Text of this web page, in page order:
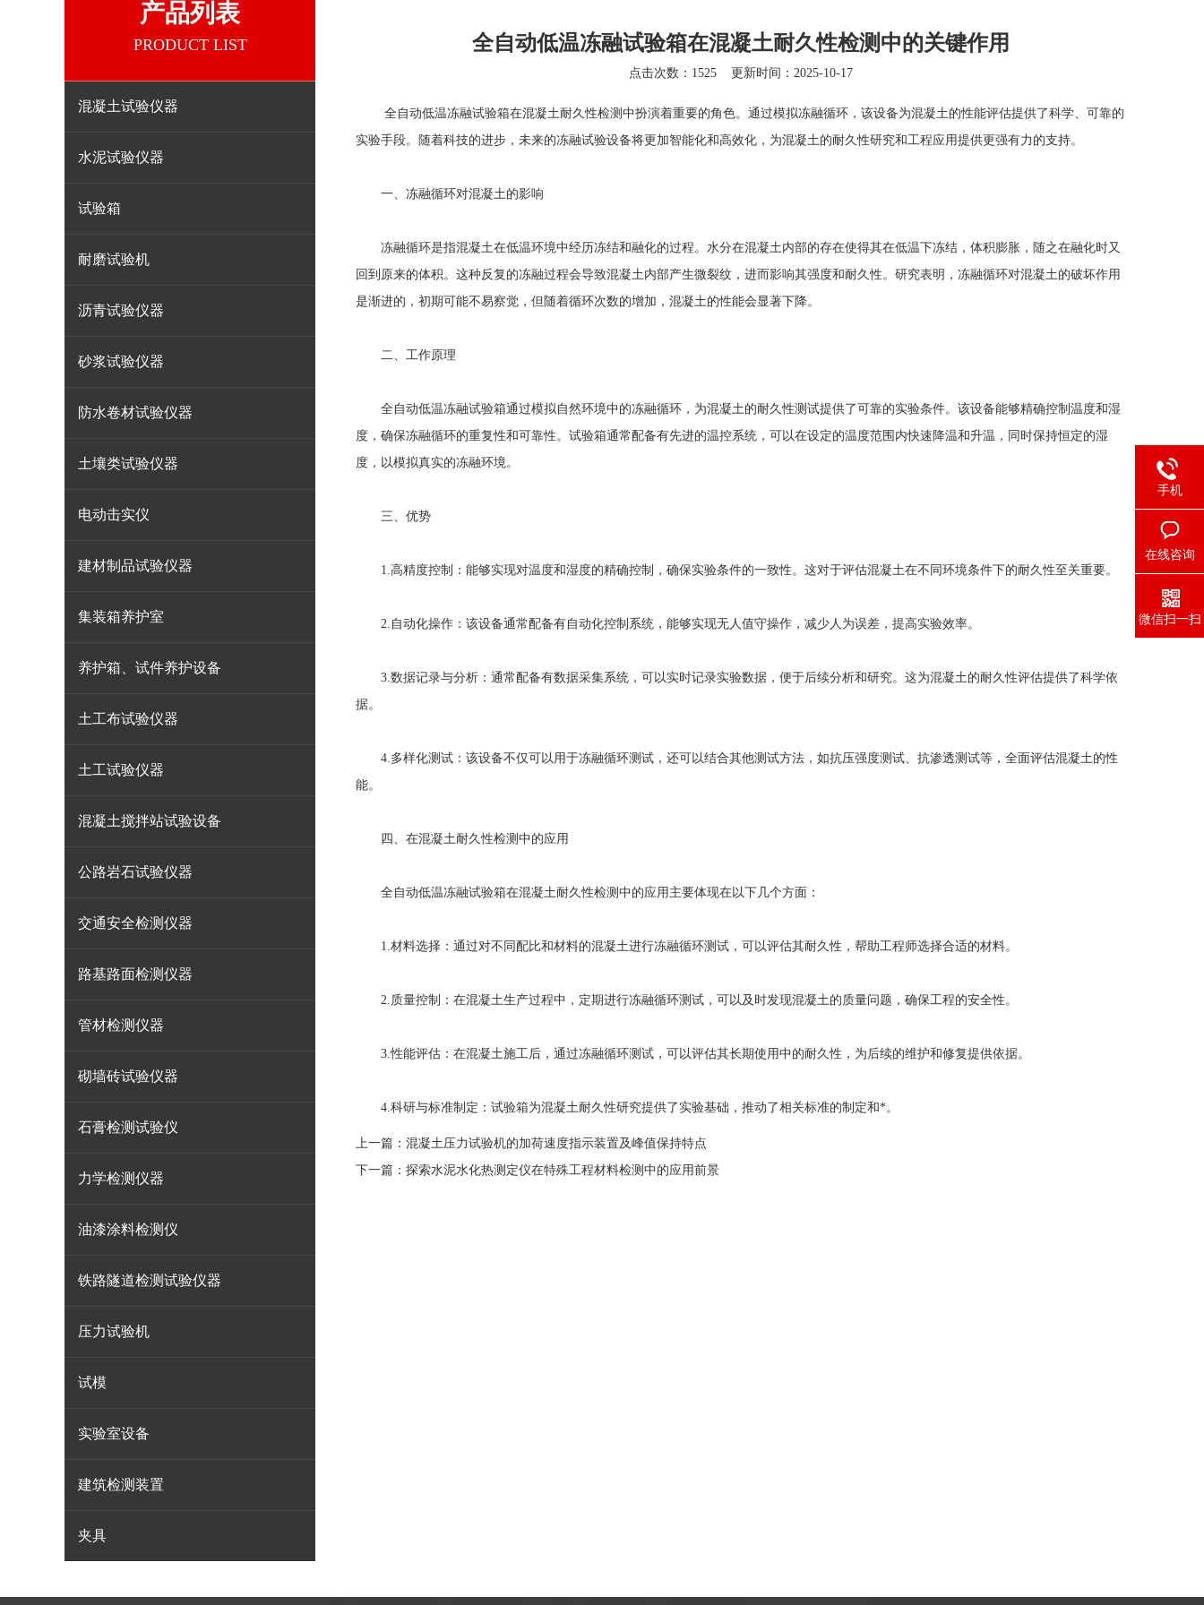
产品列表
PRODUCT LIST
混凝土试验仪器
水泥试验仪器
试验箱
耐磨试验机
沥青试验仪器
砂浆试验仪器
防水卷材试验仪器
土壤类试验仪器
电动击实仪
建材制品试验仪器
集装箱养护室
养护箱、试件养护设备
土工布试验仪器
土工试验仪器
混凝土搅拌站试验设备
公路岩石试验仪器
交通安全检测仪器
路基路面检测仪器
管材检测仪器
砌墙砖试验仪器
石膏检测试验仪
力学检测仪器
油漆涂料检测仪
铁路隧道检测试验仪器
压力试验机
试模
实验室设备
建筑检测装置
夹具
全自动低温冻融试验箱在混凝土耐久性检测中的关键作用
点击次数：1525 更新时间：2025-10-17
全自动低温冻融试验箱在混凝土耐久性检测中扮演着重要的角色。通过模拟冻融循环，该设备为混凝土的性能评估提供了科学、可靠的
实验手段。随着科技的进步，未来的冻融试验设备将更加智能化和高效化，为混凝土的耐久性研究和工程应用提供更强有力的支持。
一、冻融循环对混凝土的影响
冻融循环是指混凝土在低温环境中经历冻结和融化的过程。水分在混凝土内部的存在使得其在低温下冻结，体积膨胀，随之在融化时又
回到原来的体积。这种反复的冻融过程会导致混凝土内部产生微裂纹，进而影响其强度和耐久性。研究表明，冻融循环对混凝土的破坏作用
是渐进的，初期可能不易察觉，但随着循环次数的增加，混凝土的性能会显著下降。
二、工作原理
全自动低温冻融试验箱通过模拟自然环境中的冻融循环，为混凝土的耐久性测试提供了可靠的实验条件。该设备能够精确控制温度和湿
度，确保冻融循环的重复性和可靠性。试验箱通常配备有先进的温控系统，可以在设定的温度范围内快速降温和升温，同时保持恒定的湿
度，以模拟真实的冻融环境。
三、优势
1.高精度控制：能够实现对温度和湿度的精确控制，确保实验条件的一致性。这对于评估混凝土在不同环境条件下的耐久性至关重要。
2.自动化操作：该设备通常配备有自动化控制系统，能够实现无人值守操作，减少人为误差，提高实验效率。
3.数据记录与分析：通常配备有数据采集系统，可以实时记录实验数据，便于后续分析和研究。这为混凝土的耐久性评估提供了科学依
据。
4.多样化测试：该设备不仅可以用于冻融循环测试，还可以结合其他测试方法，如抗压强度测试、抗渗透测试等，全面评估混凝土的性
能。
四、在混凝土耐久性检测中的应用
全自动低温冻融试验箱在混凝土耐久性检测中的应用主要体现在以下几个方面：
1.材料选择：通过对不同配比和材料的混凝土进行冻融循环测试，可以评估其耐久性，帮助工程师选择合适的材料。
2.质量控制：在混凝土生产过程中，定期进行冻融循环测试，可以及时发现混凝土的质量问题，确保工程的安全性。
3.性能评估：在混凝土施工后，通过冻融循环测试，可以评估其长期使用中的耐久性，为后续的维护和修复提供依据。
4.科研与标准制定：试验箱为混凝土耐久性研究提供了实验基础，推动了相关标准的制定和*。
上一篇： 混凝土压力试验机的加荷速度指示装置及峰值保持特点
下一篇： 探索水泥水化热测定仪在特殊工程材料检测中的应用前景
手机
在线咨询
微信扫一扫